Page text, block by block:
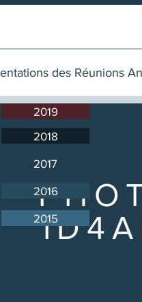
des Réunions Annuelles
2018
2019
2017
2016
2015
des Réunions